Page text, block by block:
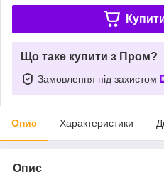
Що таке купити з Пром?
Замовлення під захистом
Опис Характеристики
Опис